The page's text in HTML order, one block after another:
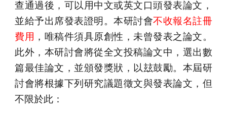
查通過後，可以用中文或英文口頭發表論文，
並給予出席發表證明。本研討會不收報名註冊
費用 ，唯稿件須具原創性，未曾發表之論文。
此外，本研討會將從全文投稿論文中，選出數
篇最佳論文，並頒發獎狀，以玆鼓勵。本屆研
討會將根據下列研究議題徵文與發表論文，但
不限於此：